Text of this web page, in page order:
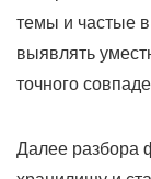
темы и частые
выявлять
точного
Далее разбора